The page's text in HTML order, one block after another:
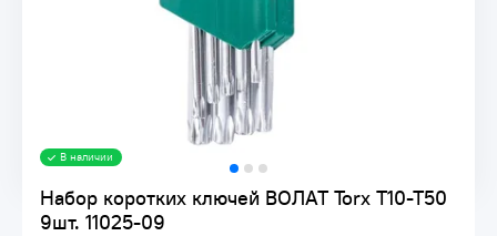
Набор коротких ключей ВОЛАТ Torx T10-T50
9шт. 11025-09
В наличии